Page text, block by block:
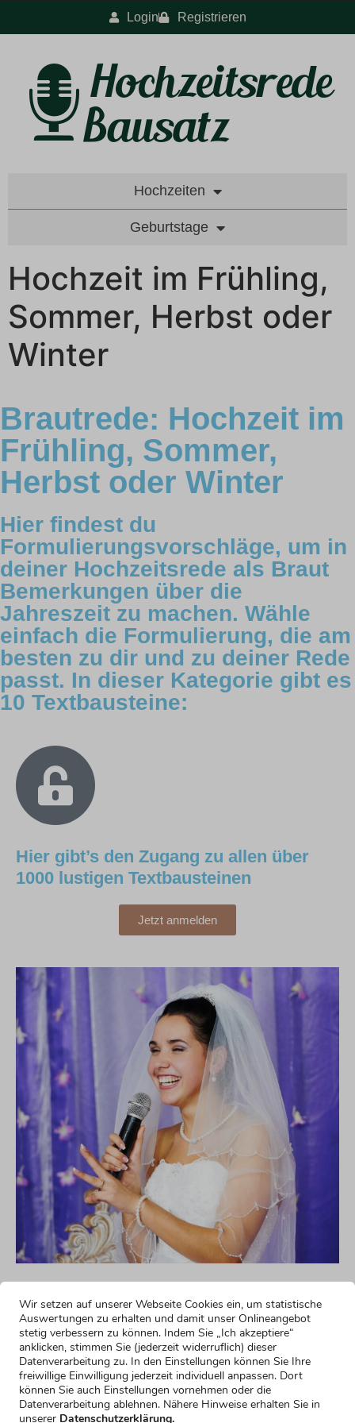
Login Registrieren
Hochzeiten
Geburtstage
Hochzeit im Frühling,
Sommer, Herbst oder
Winter
Brautrede: Hochzeit im
Frühling, Sommer,
Herbst oder Winter
Hier findest du
Formulierungsvorschläge, um in
deiner Hochzeitsrede als Braut
Bemerkungen über die
Jahreszeit zu machen. Wähle
einfach die Formulierung, die am
besten zu dir und zu deiner Rede
passt. In dieser Kategorie gibt es
10 Textbausteine:
Hier gibt’s den Zugang zu allen über
1000 lustigen Textbausteinen
Jetzt anmelden
Noch mehr lustige
Formulierungsvorschläge
Traditioneller Einstieg für die Hochzeitsrede
der Braut
Mehr erfahren »
Lustiger Einstieg für die Hochzeitsrede der
Braut
Wir setzen auf unserer Webseite Cookies ein, um statistische
Auswertungen zu erhalten und damit unser Onlineangebot
stetig verbessern zu können. Indem Sie „Ich akzeptiere“
anklicken, stimmen Sie (jederzeit widerruflich) dieser
Datenverarbeitung zu. In den Einstellungen können Sie Ihre
freiwillige Einwilligung jederzeit individuell anpassen. Dort
können Sie auch Einstellungen vornehmen oder die
Datenverarbeitung ablehnen. Nähere Hinweise erhalten Sie in
unserer Datenschutzerklärung.